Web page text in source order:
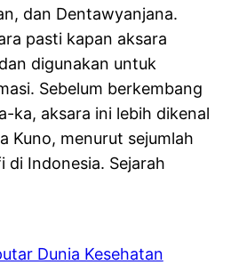
dan Dentawyanjana.
pasti kapan aksara
digunakan untuk
Sebelum berkembang
ka, aksara ini lebih dikenal
Kuno, menurut sejumlah
di Indonesia. Sejarah
Dunia Kesehatan